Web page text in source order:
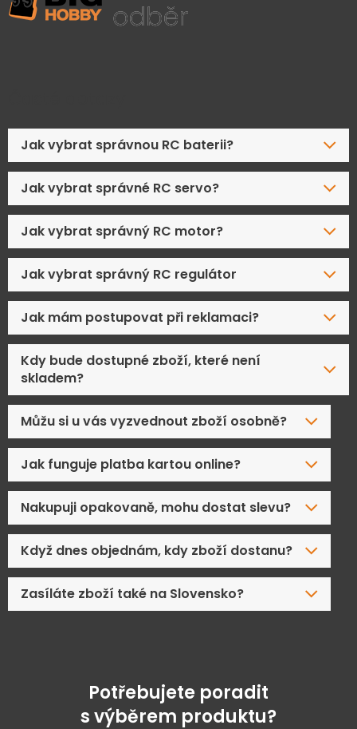
Jak vybrat správnou RC baterii?
Jak vybrat správné RC servo?
Jak vybrat správný RC motor?
Jak vybrat správný RC regulátor
Jak mám postupovat při reklamaci?
Kdy bude dostupné zboží, které není
skladem?
Můžu si u vás vyzvednout zboží osobně?
Jak funguje platba kartou online?
Nakupuji opakovaně, mohu dostat slevu?
Když dnes objednám, kdy zboží dostanu?
Zasíláte zboží také na Slovensko?
Potřebujete poradit
s výběrem produktu?